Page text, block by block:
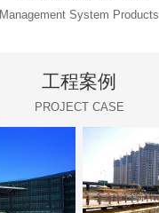
Management System Products
工程案例
PROJECT CASE